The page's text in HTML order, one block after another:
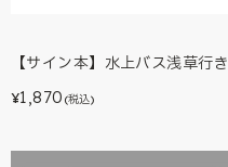
【サイン本】水上バス浅草行き
¥1,870 (税込)